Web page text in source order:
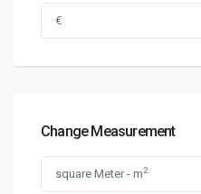
€
Change Measurement
square Meter - m2